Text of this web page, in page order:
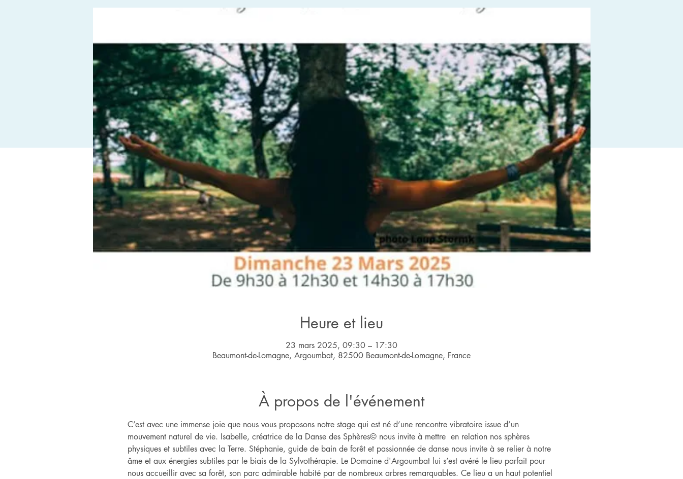
Heure et lieu
23 mars 2025, 09:30 – 17:30
Beaumont-de-Lomagne, Argoumbat, 82500 Beaumont-de-Lomagne, France
À propos de l'événement
C’est avec une immense joie que nous vous proposons notre stage qui est né d’une rencontre vibratoire issue d’un
mouvement naturel de vie. Isabelle, créatrice de la Danse des Sphères© nous invite à mettre  en relation nos sphères
physiques et subtiles avec la Terre. Stéphanie, guide de bain de forêt et passionnée de danse nous invite à se relier à notre
âme et aux énergies subtiles par le biais de la Sylvothérapie. Le Domaine d'Argoumbat lui s’est avéré le lieu parfait pour
nous accueillir avec sa forêt, son parc admirable habité par de nombreux arbres remarquables. Ce lieu a un haut potentiel